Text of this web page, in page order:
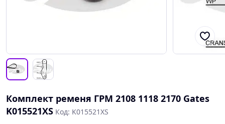
Комплект ременя ГРМ 2108 1118 2170 Gates
K015521XS Код: K015521XS